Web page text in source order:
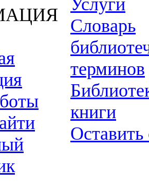
Услуги
Словарь
терминов
книги
Оставить